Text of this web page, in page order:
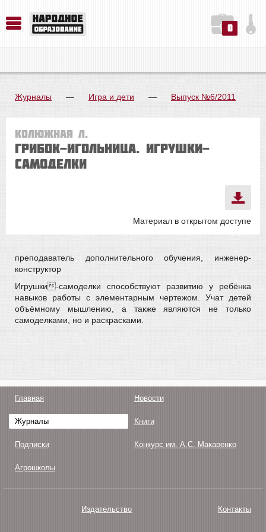
0
Журналы — Игра и дети — Выпуск №6/2011
Колюжная Л.
Грибок-игольница. Игрушки-
самоделки
Материал в открытом доступе
преподаватель дополнительного обучения, инженер-
конструктор
Игрушки-самоделки способствуют развитию у ребёнка
навыков работы с элементарным чертежом. Учат детей
объёмному мышлению, а также являются не только
самоделками, но и раскрасками.
Главная Новости
Журналы Книги
Подписки Конкурс им. А.С. Макаренко
Агрошколы
Издательство Контакты